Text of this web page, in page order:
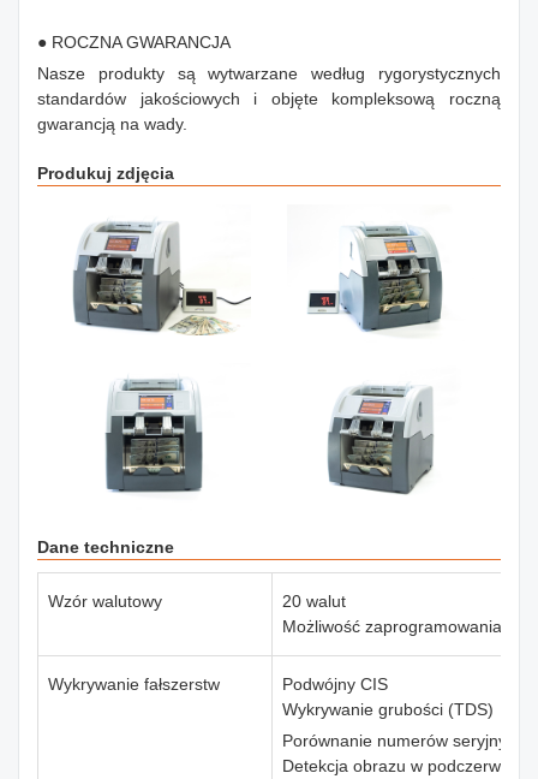
● ROCZNA GWARANCJA
Nasze produkty są wytwarzane według rygorystycznych
standardów jakościowych i objęte kompleksową roczną
gwarancją na wady.
Produkuj zdjęcia
Dane techniczne
Wzór walutowy
20 walut
Możliwość zaprogramowania
Wykrywanie fałszerstw
Podwójny CIS
Wykrywanie grubości (TDS)
Porównanie numerów seryjnych
Detekcja obrazu w podczerwieni